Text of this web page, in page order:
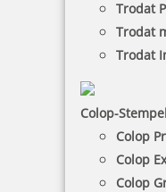
Trodat
Trodat
Trodat
Colop-Stempel
Colop
Colop
Colop
härtesten
Gebrauch im Büro
NACH WUNSCHSTEMPEL
€-